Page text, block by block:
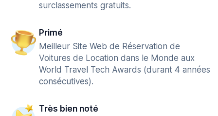
surclassements gratuits.
Primé
Meilleur Site Web de Réservation de
Voitures de Location dans le Monde aux
World Travel Tech Awards (durant 4 années
consécutives).
Très bien noté